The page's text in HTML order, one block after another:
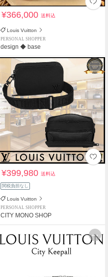
¥366,000送料込
Louis Vuitton
PERSONAL SHOPPER
design ◆ base
¥399,980送料込
関税負担なし
Louis Vuitton
PERSONAL SHOPPER
CITY MONO SHOP